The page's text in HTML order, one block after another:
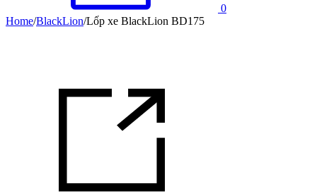
0
Home/BlackLion/Lốp xe BlackLion BD175